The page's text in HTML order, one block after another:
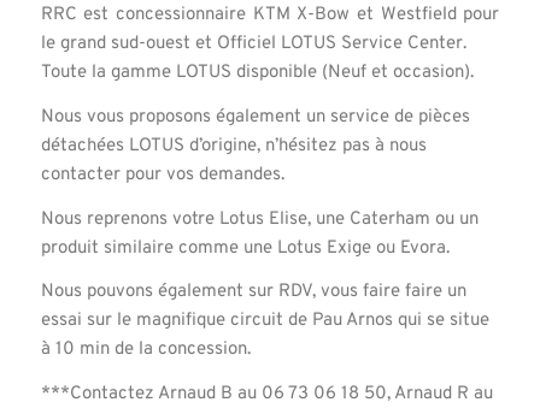
RRC est concessionnaire KTM X-Bow et Westfield pour
le grand sud-ouest et Officiel LOTUS Service Center.
Toute la gamme LOTUS disponible (Neuf et occasion).
Nous vous proposons également un service de pièces
détachées LOTUS d’origine, n’hésitez pas à nous
contacter pour vos demandes.
Nous reprenons votre Lotus Elise, une Caterham ou un
produit similaire comme une Lotus Exige ou Evora.
Nous pouvons également sur RDV, vous faire faire un
essai sur le magnifique circuit de Pau Arnos qui se situe
à 10 min de la concession.
***Contactez Arnaud B au 06 73 06 18 50, Arnaud R au